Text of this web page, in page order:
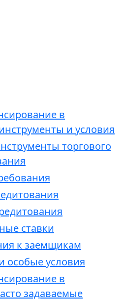
в
и условия
торгового
ставки
к заемщикам
особые условия
в
задаваемые